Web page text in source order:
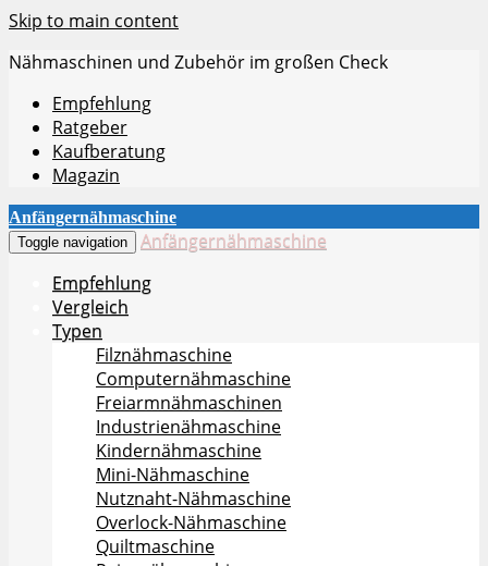
Skip to main content
Nähmaschinen und Zubehör im großen Check
Empfehlung
Ratgeber
Kaufberatung
Magazin
Anfängernähmaschine
Toggle navigation
Anfängernähmaschine
Empfehlung
Vergleich
Typen
Filznähmaschine
Computernähmaschine
Freiarmnähmaschinen
Industrienähmaschine
Kindernähmaschine
Mini-Nähmaschine
Nutznaht-Nähmaschine
Overlock-Nähmaschine
Quiltmaschine